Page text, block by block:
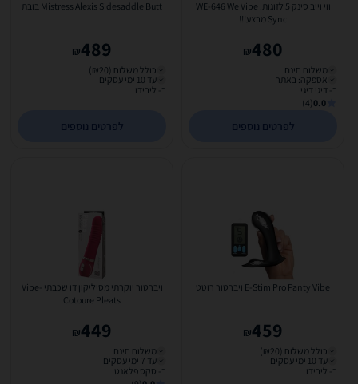
ווי וייב סינק 5 לזוגות. WE-646 We Vibe
Sync מבצע!!!
480
₪
משלוח חינם
אספקה: באתר
ב- דיגי דיגי
0.0
(4)
לפרטים נוספים
Mistress Alexis Sidesaddle Butt בובת
489
₪
כולל משלוח (₪20)
עד 10 ימי עסקים
ב- ליבידו
לפרטים נוספים
E-Stim Pro Panty Vibe ויברטור רוטט
459
₪
כולל משלוח (₪20)
עד 10 ימי עסקים
ב- ליבידו
ויברטור יוקרתי מסיליקון דו שכבתי -Vibe
Cotoure Pleats
449
₪
משלוח חינם
עד 7 ימי עסקים
ב- סקס פלאנט